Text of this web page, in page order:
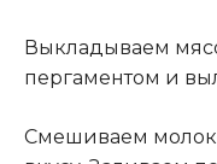
Выкладываем
пергаментом и
Смешиваем